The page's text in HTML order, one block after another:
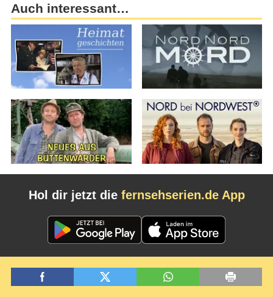
Auch interessant…
Hol dir jetzt die fernsehserien.de App